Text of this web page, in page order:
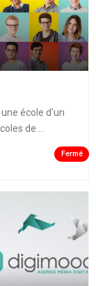
une école d'un
de ...
Fermé